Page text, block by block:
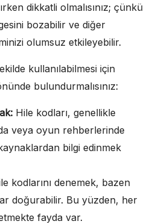
dikkatli olmalısınız; çünkü
bozabilir ve diğer
olumsuz etkileyebilir.
kullanılabilmesi için
bulundurmalısınız:
Hile kodları, genellikle
veya oyun rehberlerinde
bilgi edinmek
kodlarını denemek, bazen
doğurabilir. Bu yüzden, her
fayda var.